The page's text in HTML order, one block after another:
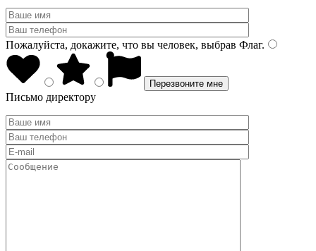
Пожалуйста, докажите, что вы человек, выбрав Флаг.
Письмо директору